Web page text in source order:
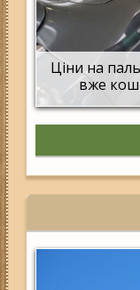
Ціни на
вже